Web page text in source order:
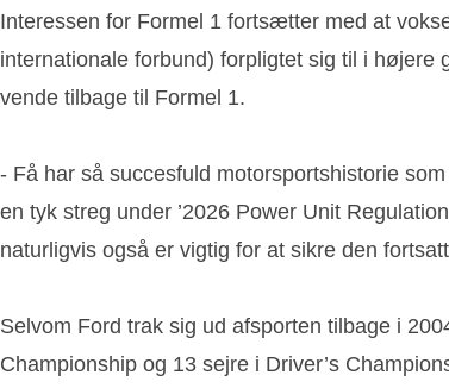
Interessen for Formel 1 fortsætter med at
internationale forbund) forpligtet sig til i
vende tilbage til Formel 1.
- Få har så succesfuld motorsportshistorie
en tyk streg under ’2026 Power Unit
naturligvis også er vigtig for at sikre den
Selvom Ford trak sig ud afsporten tilbage i
Championship og 13 sejre i Driver’s